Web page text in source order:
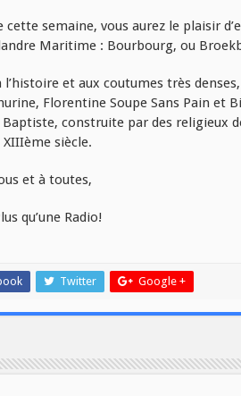
semaine, vous aurez le plaisir
Maritime : Bourbourg, ou
et aux coutumes très
Florentine Soupe Sans Pain et
Baptiste, construite par des religieux
siècle.
et à toutes,
qu’une Radio!
Twitter Google +